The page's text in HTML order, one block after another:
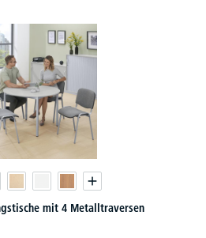
mit 4 Metalltraversen